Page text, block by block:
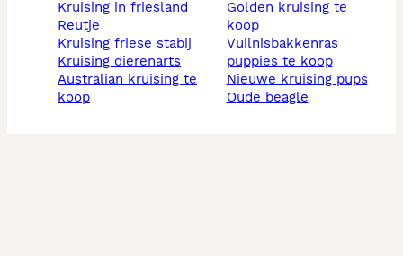
kruising in friesland
reutje
kruising friese stabij
kruising dierenarts
australian kruising te
koop
golden kruising te
koop
vuilnisbakkenras
puppies te koop
nieuwe kruising pups
oude beagle